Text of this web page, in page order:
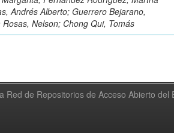
Andrés Alberto; Guerrero Bejarano,
Nelson; Chong Qui, Tomás
Red de Repositorios de Acceso Abierto del